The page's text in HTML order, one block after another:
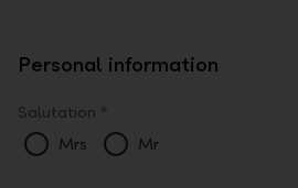
Personal information
Salutation *
Mrs
Mr